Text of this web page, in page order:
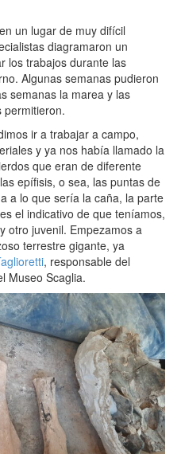
un lugar de muy difícil
diagramaron un
los trabajos durante las
Algunas semanas pudieron
semanas la marea y las
permitieron.
ir a trabajar a campo,
y ya nos había llamado la
que eran de diferente
epífisis, o sea, las puntas de
a lo que sería la caña, la parte
el indicativo de que teníamos,
otro juvenil. Empezamos a
terrestre gigante, ya
, responsable del
Museo Scaglia.